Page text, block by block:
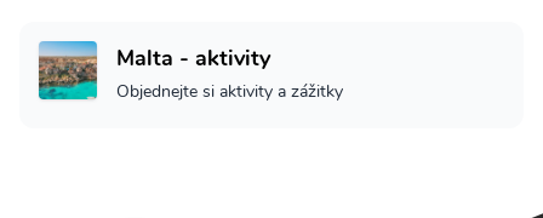
Malta - aktivity
Objednejte si aktivity a zážitky